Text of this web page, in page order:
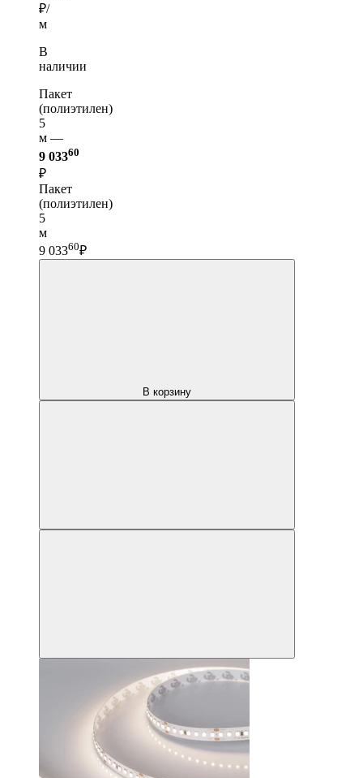
₽/
м
В
наличии
Пакет
(полиэтилен)
5
м —
9 03360
₽
Пакет
(полиэтилен)
5
м
9 03360₽
В корзину